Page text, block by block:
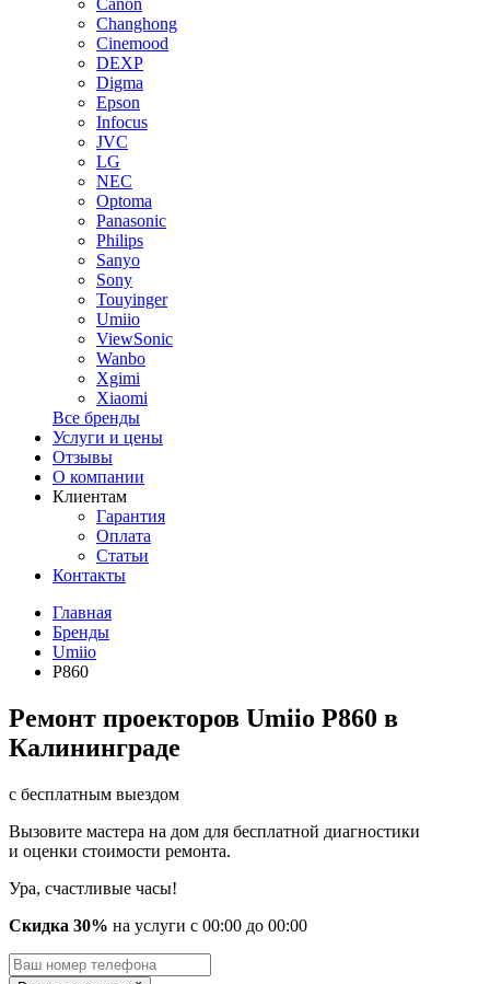
Canon
Changhong
Cinemood
DEXP
Digma
Epson
Infocus
JVC
LG
NEC
Optoma
Panasonic
Philips
Sanyo
Sony
Touyinger
Umiio
ViewSonic
Wanbo
Xgimi
Xiaomi
Все бренды
Услуги и цены
Отзывы
О компании
Клиентам
Гарантия
Оплата
Статьи
Контакты
Главная
Бренды
Umiio
P860
Ремонт проекторов Umiio P860 в
Калининграде
с бесплатным выездом
Вызовите мастера на дом для бесплатной диагностики
и оценки стоимости ремонта.
Ура, счастливые часы!
Скидка 30% на услуги с 00:00 до 00:00